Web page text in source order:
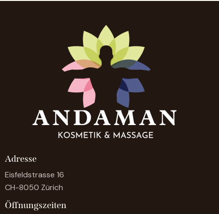
Adresse
Eisfeldstrasse 16
CH-8050 Zürich
Öffnungszeiten